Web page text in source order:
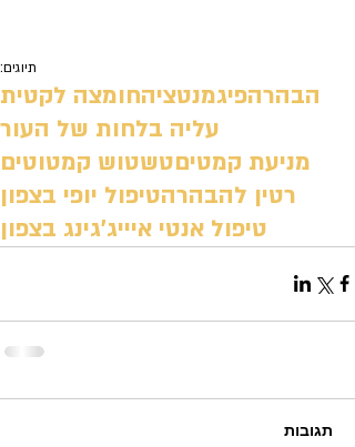
תיוגים:
הבהרהפיגמנטציהחומצה לקטית
עליה בלחות של העור
מניעת קמטיםטשטוש קמטוטים
רטין להבהרהטיפול יופי בצפון
טיפול אנטי איייג'גינג בצפון
תגובות